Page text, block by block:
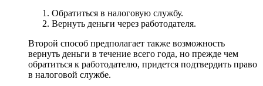
Обратиться в налоговую службу.
Вернуть деньги через работодателя.
Второй способ предполагает также возможность
вернуть деньги в течение всего года, но прежде чем
обратиться к работодателю, придется подтвердить право
в налоговой службе.